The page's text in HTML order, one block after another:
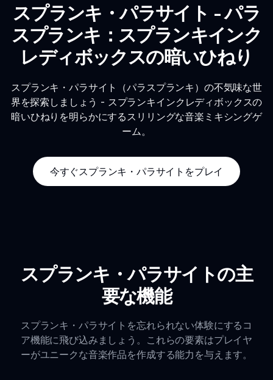
スプランキ・パラサイト - パラ
スプランキ：スプランキインク
レディボックスの暗いひねり
スプランキ・パラサイト（パラスプランキ）の不気味な世
界を探索しましょう - スプランキインクレディボックスの
暗いひねりを明らかにするスリリングな音楽ミキシングゲ
ーム。
今すぐスプランキ・パラサイトをプレイ
スプランキ・パラサイトの主
要な機能
スプランキ・パラサイトを忘れられない体験にするコ
ア機能に飛び込みましょう。これらの要素はプレイヤ
ーがユニークな音楽作品を作成する能力を与えます。